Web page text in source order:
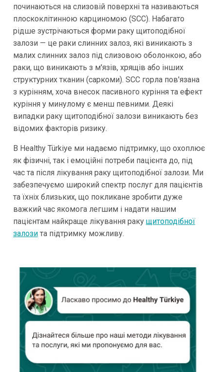
починаються на слизовій поверхні та називаються
плоскоклітинною карциномою (SCC). Набагато
рідше зустрічаються форми раку щитоподібної
залози — це раки слинних залоз, які виникають з
малих слинних залоз під слизовою оболонкою, або
раки, що виникають з м'язів, хрящів або інших
структурних тканин (саркоми). SCC горла пов'язана
з курінням, хоча внесок пасивного куріння та ефект
куріння у минулому є менш певними. Деякі
випадки раку щитоподібної залози виникають без
відомих факторів ризику.
В Healthy Türkiye ми надаємо підтримку, що охоплює
як фізичні, так і емоційні потреби пацієнта до, під
час та після лікування раку щитоподібної залози. Ми
забезпечуємо широкий спектр послуг для пацієнтів
та їхніх близьких, що покликане зробити дуже
важкий час якомога легшим і надати нашим
пацієнтам найкраще лікування раку щитоподібної
залозита підтримку можливу.